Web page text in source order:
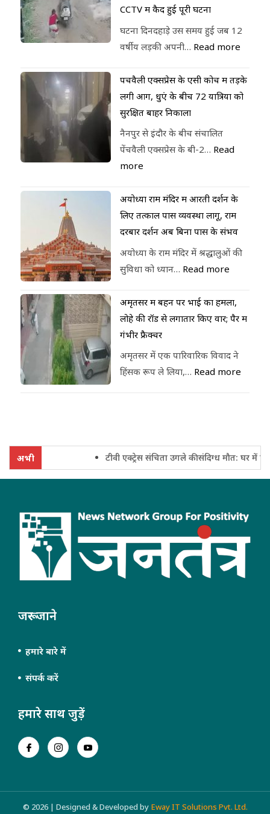
CCTV में कैद हुई पूरी घटना
घटना दिनदहाड़े उस समय हुई जब 12
वर्षीय लड़की अपनी… Read more
पेंचवैली एक्सप्रेस के एसी कोच में तड़के
लगी आग, धुएं के बीच 72 यात्रियों को
सुरक्षित बाहर निकाला
नैनपुर से इंदौर के बीच संचालित
पेंचवैली एक्सप्रेस के बी-2… Read
more
अयोध्या राम मंदिर में आरती दर्शन के
लिए तत्काल पास व्यवस्था लागू, राम
दरबार दर्शन अब बिना पास के संभव
अयोध्या के राम मंदिर में श्रद्धालुओं की
सुविधा को ध्यान… Read more
अमृतसर में बहन पर भाई का हमला,
लोहे की रॉड से लगातार किए वार; पैर में
गंभीर फ्रैक्चर
अमृतसर में एक पारिवारिक विवाद ने
हिंसक रूप ले लिया,… Read more
अभी टीवी एक्ट्रेस संचिता उगले की संदिग्ध मौत: घर में
जरूर जाने
हमारे बारे में
संपर्क करें
हमारे साथ जुड़ें
© 2026 | Designed & Developed by Eway IT Solutions Pvt. Ltd.